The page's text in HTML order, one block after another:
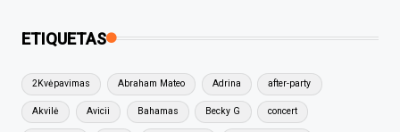
ETIQUETAS
2Kvėpavimas Abraham Mateo Adrina after-party
Akvilė Avicii Bahamas Becky G concert